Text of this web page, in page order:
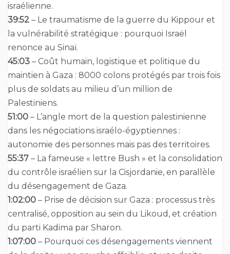
israélienne.
39:52 – Le traumatisme de la guerre du Kippour et
la vulnérabilité stratégique : pourquoi Israël
renonce au Sinaï.
45:03 – Coût humain, logistique et politique du
maintien à Gaza : 8000 colons protégés par trois fois
plus de soldats au milieu d’un million de
Palestiniens.
51:00 – L’angle mort de la question palestinienne
dans les négociations israélo-égyptiennes :
autonomie des personnes mais pas des territoires.
55:37 – La fameuse « lettre Bush » et la consolidation
du contrôle israélien sur la Cisjordanie, en parallèle
du désengagement de Gaza.
1:02:00 – Prise de décision sur Gaza : processus très
centralisé, opposition au sein du Likoud, et création
du parti Kadima par Sharon.
1:07:00 – Pourquoi ces désengagements viennent